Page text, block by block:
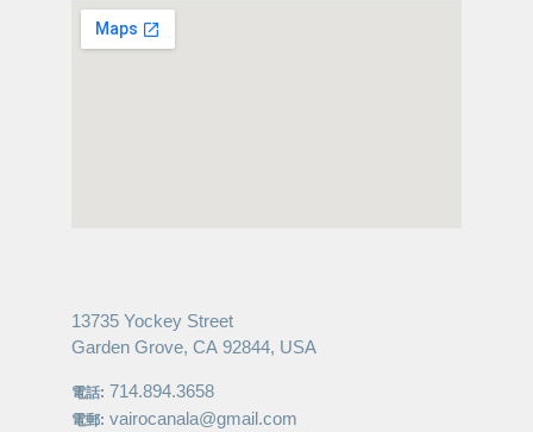
13735 Yockey Street
Garden Grove, CA 92844, USA
電話: 714.894.3658
電郵: vairocanala@gmail.com